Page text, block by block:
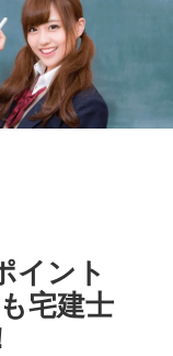
イント
宅建士